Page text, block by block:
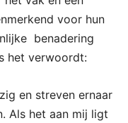
voor hun
benadering
het verwoordt:
en streven ernaar
Als het aan mij ligt